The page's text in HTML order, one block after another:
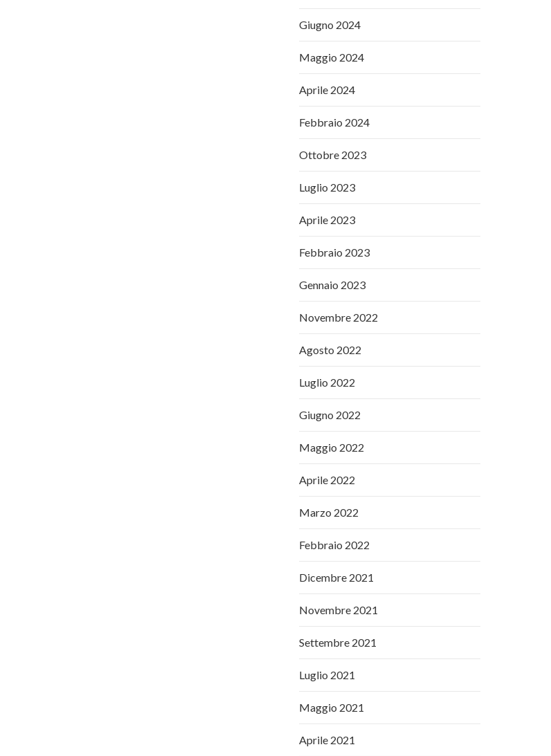
Giugno 2024
Maggio 2024
Aprile 2024
Febbraio 2024
Ottobre 2023
Luglio 2023
Aprile 2023
Febbraio 2023
Gennaio 2023
Novembre 2022
Agosto 2022
Luglio 2022
Giugno 2022
Maggio 2022
Aprile 2022
Marzo 2022
Febbraio 2022
Dicembre 2021
Novembre 2021
Settembre 2021
Luglio 2021
Maggio 2021
Aprile 2021